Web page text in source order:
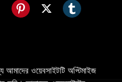
ওয়েবসাইটটি অপ্টিমাইজ